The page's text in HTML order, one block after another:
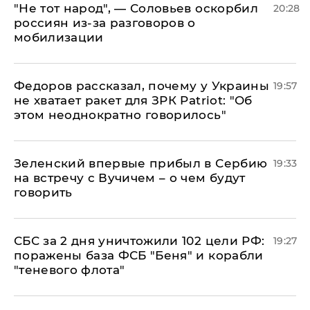
​"Не тот народ", — Соловьев оскорбил
россиян из-за разговоров о
мобилизации
20:28
Федоров рассказал, почему у Украины
не хватает ракет для ЗРК Patriot: "Об
этом неоднократно говорилось"
19:57
Зеленский впервые прибыл в Сербию
на встречу с Вучичем – о чем будут
говорить
19:33
СБС за 2 дня уничтожили 102 цели РФ:
поражены база ФСБ "Беня" и корабли
"теневого флота"
19:27